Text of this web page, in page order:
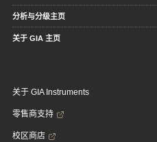
分析与分级主页
关于 GIA 主页
关于 GIA Instruments
零售商支持
校区商店